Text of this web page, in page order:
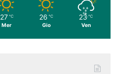
27 ℃
Mer
26 ℃
Gio
23 ℃
Ven